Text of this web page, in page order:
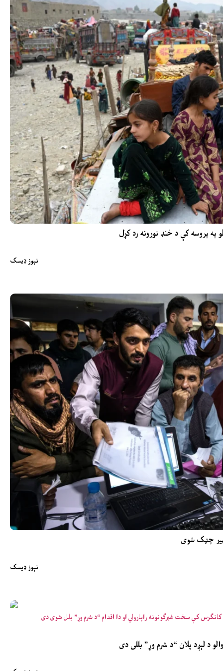
په پروسه کې د ځنډ تورونه رد کړل
نېوز ډیسک
بهیر چټک شوی
نېوز ډیسک
د لېږد پلان “د شرم وړ” بللی دی